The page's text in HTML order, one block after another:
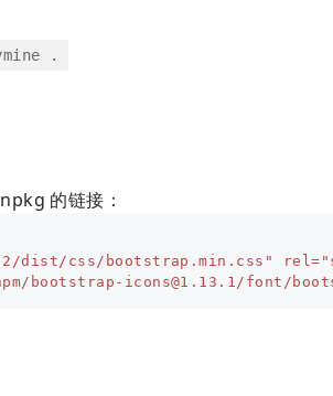
.
的链接：
/dist/css/bootstrap.min.css" rel=
bootstrap-icons@1.13.1 /font/